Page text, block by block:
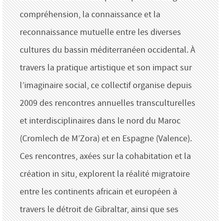
compréhension, la connaissance et la
reconnaissance mutuelle entre les diverses
cultures du bassin méditerranéen occidental. À
travers la pratique artistique et son impact sur
l’imaginaire social, ce collectif organise depuis
2009 des rencontres annuelles transculturelles
et interdisciplinaires dans le nord du Maroc
(Cromlech de M’Zora) et en Espagne (Valence).
Ces rencontres, axées sur la cohabitation et la
création in situ, explorent la réalité migratoire
entre les continents africain et européen à
travers le détroit de Gibraltar, ainsi que ses